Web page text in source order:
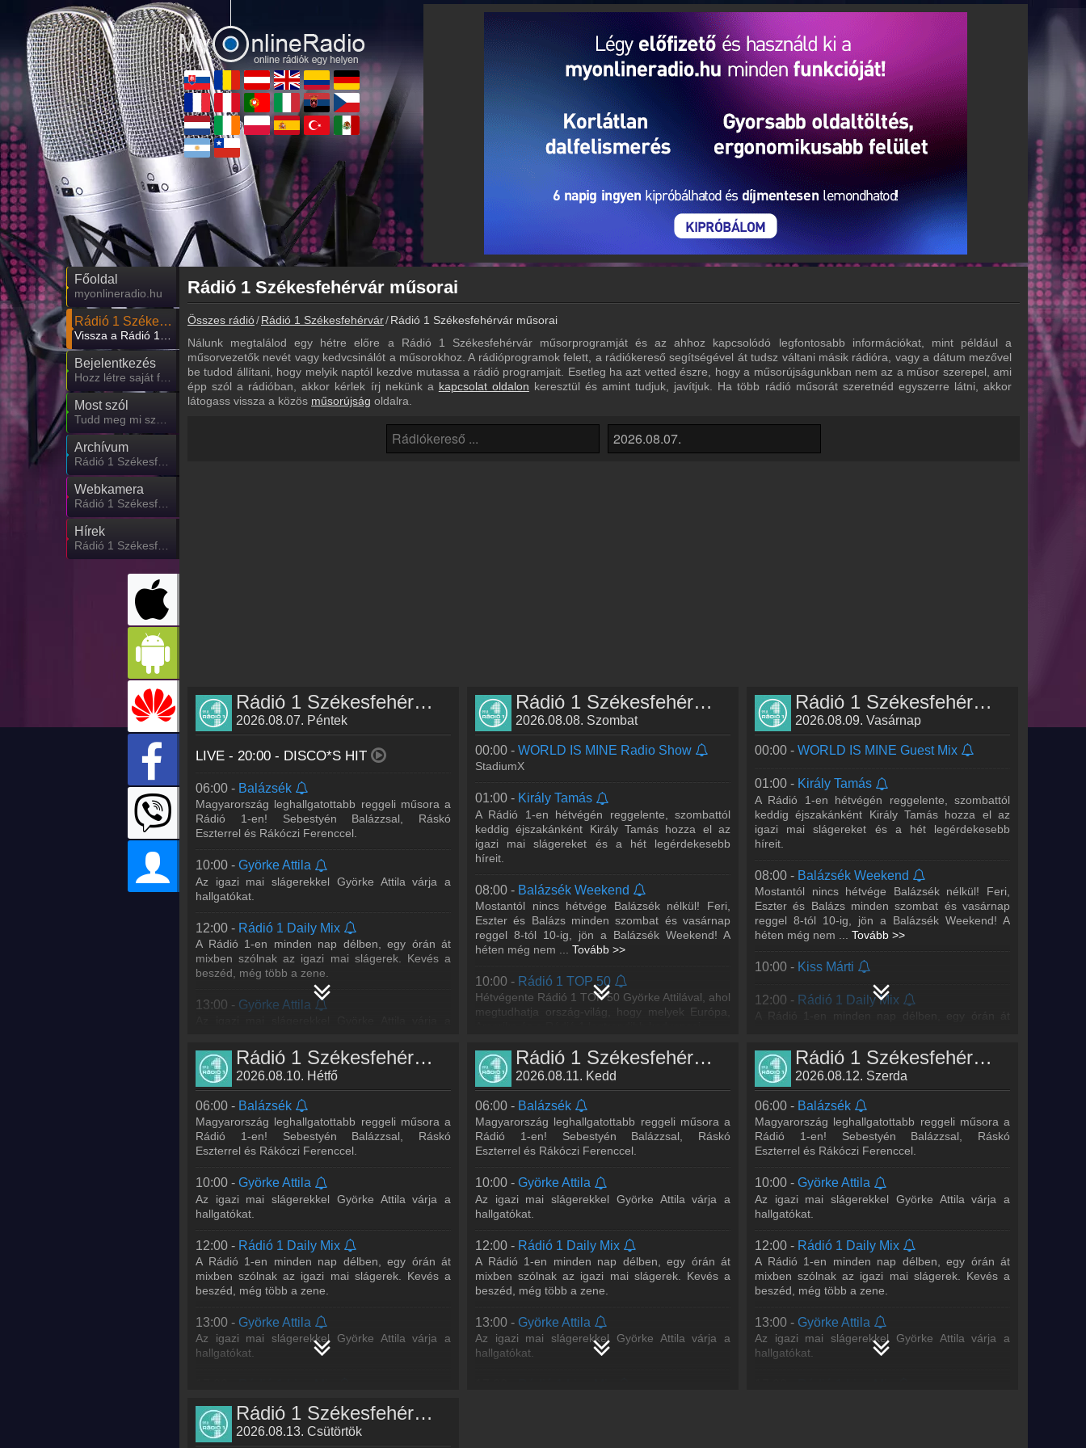
Főoldal
myonlineradio.hu
Rádió 1 Székesfehérvár
Bejelentkezés
Most szól
Archívum
Webkamera
Hírek
Rádió 1 Székesfehérvár műsorai
Összes rádió Rádió 1 Székesfehérvár Rádió 1 Székesfehérvár műsorai
Nálunk megtalálod egy hétre előre a Rádió 1 Székesfehérvár műsorprogramját és az ahhoz kapcsolódó legfontosabb információkat, mint például a
műsorvezetők nevét vagy kedvcsinálót a műsorokhoz. A rádióprogramok felett, a rádiókereső segítségével át tudsz váltani másik rádióra, vagy a dátum mezővel
be tudod állítani, hogy melyik naptól kezdve mutassa a rádió programjait. Esetleg ha azt vetted észre, hogy a műsorújságunkban nem az a műsor szerepel, ami
épp szól a rádióban, akkor kérlek írj nekünk a kapcsolat oldalon keresztül és amint tudjuk, javítjuk. Ha több rádió műsorát szeretnéd egyszerre látni, akkor
látogass vissza a közös műsorújság oldalra.
Rádió 1 Székesfehérvár műsorai
2026.08.07. Péntek
LIVE - 20:00 - DISCO*S HIT
06:00 - Balázsék
Magyarország leghallgatottabb reggeli műsora a
Rádió 1-en! Sebestyén Balázzsal, Ráskó
Eszterrel és Rákóczi Ferenccel.
10:00 - Györke Attila
Az igazi mai slágerekkel Györke Attila várja a
hallgatókat.
12:00 - Rádió 1 Daily Mix
A Rádió 1-en minden nap délben, egy órán át
mixben szólnak az igazi mai slágerek. Kevés a
beszéd, még több a zene.
13:00 - Györke Attila
17:00 -Rádió 1 Live Mix
Juhász Gergő és lemezlovas társa minden
hétköznap délután 5-6 között várja a Rádió 1
hallgatóit. Ne hagyd ki a legjobb mixeket!
18:00 - Rádió 1 Kívánságműsor
Hétfőtől péntekig Gergőtől kérheted a kedvenc
igazi mai slágereidet a Rádió 1
Kívánságműsorban, este 6 és 8 óra között! Gergő
iga...Tovább >>
20:00 - DISCO*S HIT - LIVE
Bárány Attila, DJ Junior, Hamvai P.G.
A DISCO*S HIT-ben megtudhatod, mi történt
kedvenc énekeseddel/együtteseddel. Hírt adunk
a legfontosabb zenei
Tovább >>
21:00 - WORLD IS MINE Radio Show
Lotfi Begi
PULLMAXX
Rádió 1 Székesfehérvár műsorai
2026.08.08. Szombat
00:00 - WORLD IS MINE Radio Show
StadiumX
01:00 - Király Tamás
A Rádió 1-en hétvégén reggelente, szombattól
keddig éjszakánként Király Tamás hozza el az
igazi mai slágereket és a hét legérdekesebb
híreit.
08:00 - Balázsék Weekend
Mostantól nincs hétvége Balázsék nélkül! Feri,
Eszter és Balázs minden szombat és vasárnap
reggel 8-tól 10-ig, jön a Balázsék Weekend! A
héten még nem
Tovább >>
10:00 - Rádió 1 TOP 50
Hétvégente Rádió 1 TOP 50 Györke Attilával, ahol
megtudhatja ország-világ, hogy melyek Európa,
12:00 - Kiss Márti
17:00 -Cooky Weekend
Szombatonként a Before party-val, vasárnap
pedig az After party-val vár mindenkit Cooky, aki a
műsor első órájában élő mix-szel várja
hallgatóinkat. A...Tovább >>
20:00 - DISCO*S HIT
Bárány Attila, DJ Junior, Hamvai P.G.
A DISCO*S HIT-ben megtudhatod, mi történt
a legfontosabb zenei... Tovább >>
21:00 - WORLD IS MINE Radio Show
Loving Arms
22:00 - WORLD IS MINE Radio Show
Newik
Rádió 1 Székesfehérvár műsorai
2026.08.09. Vasárnap
00:00 - WORLD IS MINE Guest Mix
01:00 - Király Tamás
A Rádió 1-en hétvégén reggelente, szombattól
keddig éjszakánként Király Tamás hozza el az
igazi mai slágereket és a hét legérdekesebb
híreit.
08:00 - Balázsék Weekend
Mostantól nincs hétvége Balázsék nélkül! Feri,
Eszter és Balázs minden szombat és vasárnap
reggel 8-tól 10-ig, jön a Balázsék Weekend! A
héten még nem
Tovább >>
10:00 - Kiss Márti
12:00 - Rádió 1 Daily Mix
A Rádió 1-en minden nap délben, egy órán át
17:00 -Cooky Weekend
Szombatonként a Before party-val, vasárnap
pedig az After party-val vár mindenkit Cooky, aki a
műsor első órájában élő mix-szel várja
hallgatóinkat. A
...Tovább >>
Bárány Attila, DJ Junior, Hamvai P.G.
A DISCO*S HIT-ben megtudhatod, mi történt
kedvenc énekeseddel/együtteseddel. Hírt adunk
21:00 - WORLD IS MINE Radio Show
Willcox
Bricklake
Rádió 1 Székesfehérvár műsorai
2026.08.10. Hétfő
06:00 - Balázsék
Magyarország leghallgatottabb reggeli műsora a
Rádió 1-en! Sebestyén Balázzsal, Ráskó
Eszterrel és Rákóczi Ferenccel.
10:00 - Györke Attila
Az igazi mai slágerekkel Györke Attila várja a
hallgatókat.
12:00 - Rádió 1 Daily Mix
A Rádió 1-en minden nap délben, egy órán át
mixben szólnak az igazi mai slágerek. Kevés a
beszéd, még több a zene.
13:00 - Györke Attila
Az igazi mai slágerekkel Györke Attila várja a
hallgatókat.
hétköznap délután 5-6 között várja a Rádió 1
hallgatóit. Ne hagyd ki a legjobb mixeket!
Rádió 1 Székesfehérvár műsorai
2026.08.11. Kedd
06:00 - Balázsék
Magyarország leghallgatottabb reggeli műsora a
Rádió 1-en! Sebestyén Balázzsal, Ráskó
Eszterrel és Rákóczi Ferenccel.
10:00 - Györke Attila
Az igazi mai slágerekkel Györke Attila várja a
hallgatókat.
12:00 - Rádió 1 Daily Mix
A Rádió 1-en minden nap délben, egy órán át
mixben szólnak az igazi mai slágerek. Kevés a
beszéd, még több a zene.
13:00 - Györke Attila
Az igazi mai slágerekkel Györke Attila várja a
hallgatókat.
Rádió 1 Székesfehérvár műsorai
2026.08.12. Szerda
06:00 - Balázsék
Magyarország leghallgatottabb reggeli műsora a
Rádió 1-en! Sebestyén Balázzsal, Ráskó
Eszterrel és Rákóczi Ferenccel.
10:00 - Györke Attila
Az igazi mai slágerekkel Györke Attila várja a
hallgatókat.
12:00 - Rádió 1 Daily Mix
A Rádió 1-en minden nap délben, egy órán át
mixben szólnak az igazi mai slágerek. Kevés a
beszéd, még több a zene.
13:00 - Györke Attila
Az igazi mai slágerekkel Györke Attila várja a
hallgatókat.
Rádió 1 Székesfehérvár műsorai
2026.08.13. Csütörtök